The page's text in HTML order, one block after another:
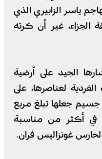
ياسر الزابيري الذي
غير أن كرته
الجيد على أرضية
لعناصرها، على
جعلها تبلغ مربع
في أكثر من مناسبة
غونزاليس فران.